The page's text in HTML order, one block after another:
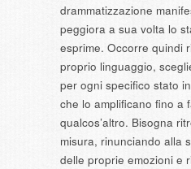
drammatizzazione
peggiora a sua volta lo
esprime. Occorre quindi
proprio linguaggio,
per ogni specifico stato
che lo amplificano fino a
qualcos’altro. Bisogna
misura, rinunciando alla
delle proprie emozioni e